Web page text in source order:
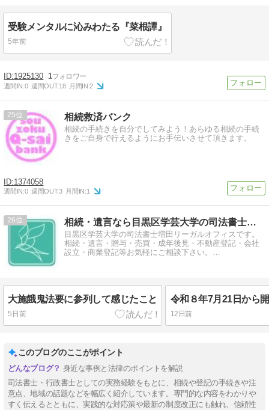
受験メンタルに沁みわたる『菜根譚』
5年前
1925130 1
週間IN:0 週間OUT:18 月間IN:2
25 相続救済バンク
相続の手続きを自分でしてみよう！あらゆる相続の手続
きをご自身で行えるようにお手伝いさせて頂きます。
1374058
週間IN:0 週間OUT:3 月間IN:1
26 相続・遺言なら目黒区学芸大学の司法書士増田リーガルオフィス
目黒区学芸大学の司法書士増田リーガルオフィスです。
相続・遺言・贈与・売買・成年後見・不動産登記・会社
設立・商業登記等お気軽にご相談下さい。…
大施餓鬼法要に参列して感じたこと
5日前 12日前
このブログのここがポイント
身近な事例と法律のポイントを解説
司法書士・行政書士としての実務経験をもとに、相続や登記の手続きや注
意点、地域の話題などを幅広く紹介しています。専門的な内容をわかりや
すく伝えるとともに、実践的な対応策や最新の制度改正にも触れ、信頼性